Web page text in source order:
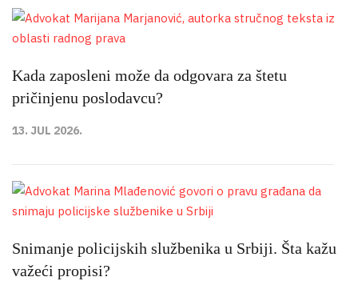
Kada zaposleni može da odgovara za štetu
pričinjenu poslodavcu?
13. JUL 2026.
Snimanje policijskih službenika u Srbiji. Šta kažu
važeći propisi?